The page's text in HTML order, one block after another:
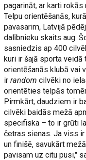
pagarināt, ar karti
Telpu orientēšanās,
pavasarim, Latvijā
dalībnieku skaits aug.
sasniedzis ap 400
kuri ir šajā sporta
orientēšanās klubā vai
irrandomcilvēki no
orientēties telpās
Pirmkārt, daudziem ir
cilvēki baidās mežā
specifiska – to ir grūti
četras sienas. Ja viss
un finišē, savukārt
pavisam uz citu pusi,"